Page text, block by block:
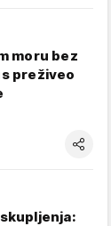
moru bez
preživeo